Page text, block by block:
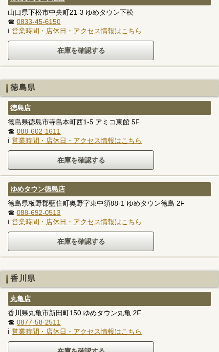
山口県下松市中央町21-3 ゆめタウン下松
☎ 0833-45-6150
ℹ 営業時間・店休日・アクセス情報はこちら
徳島県
徳島店
徳島県徳島市寺島本町西1-5 アミコ東館 5F
☎ 088-602-1611
ℹ 営業時間・店休日・アクセス情報はこちら
ゆめタウン徳島店
徳島県板野郡藍住町奥野字東中須88-1 ゆめタウン徳島 2F
☎ 088-692-0513
ℹ 営業時間・店休日・アクセス情報はこちら
香川県
丸亀店
香川県丸亀市新田町150 ゆめタウン丸亀 2F
☎ 0877-58-2511
ℹ 営業時間・店休日・アクセス情報はこちら